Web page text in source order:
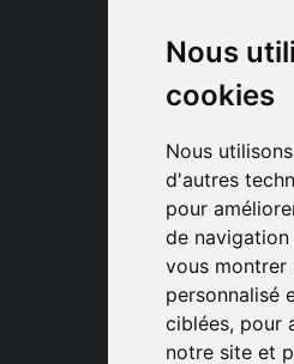
Nous
cookies
Nous
d'autres
pour
de
vous montrer
personnalisé
ciblées, pour
notre site et
STYLIA
SHOP
TAYLOR MADE